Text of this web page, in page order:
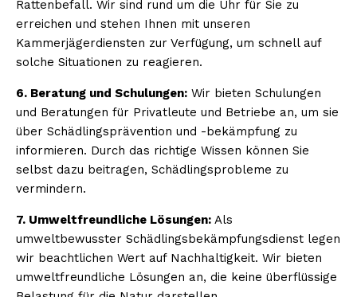
Rattenbefall. Wir sind rund um die Uhr für Sie zu
erreichen und stehen Ihnen mit unseren
Kammerjägerdiensten zur Verfügung, um schnell auf
solche Situationen zu reagieren.
6. Beratung und Schulungen: Wir bieten Schulungen
und Beratungen für Privatleute und Betriebe an, um sie
über Schädlingsprävention und -bekämpfung zu
informieren. Durch das richtige Wissen können Sie
selbst dazu beitragen, Schädlingsprobleme zu
vermindern.
7. Umweltfreundliche Lösungen: Als
umweltbewusster Schädlingsbekämpfungsdienst legen
wir beachtlichen Wert auf Nachhaltigkeit. Wir bieten
umweltfreundliche Lösungen an, die keine überflüssige